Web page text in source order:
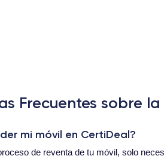
Frecuentes sobre
mi móvil en CertiDeal?
de reventa de tu móvil, solo